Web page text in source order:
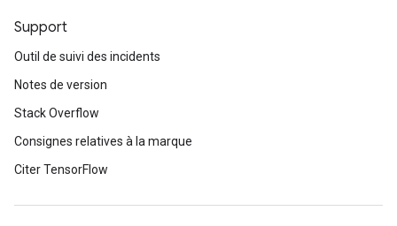
Support
Outil de suivi des incidents
Notes de version
Stack Overflow
Consignes relatives à la marque
Citer TensorFlow